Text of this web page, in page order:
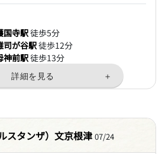
国寺駅徒歩5分
司が谷駅徒歩12分
神前駅徒歩13分
スタンザ）文京根津 07/24